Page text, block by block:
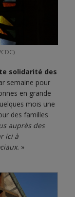
solidarité des
semaine pour
en grande
mois une
des familles
auprès des
ici à
»